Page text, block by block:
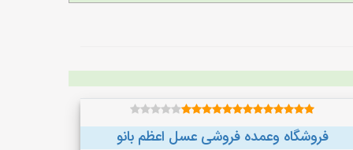
فروشگاه وعمده فروشی عسل اعظم بانو